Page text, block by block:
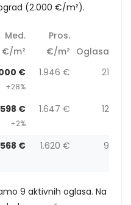
(2.000 €/m²).
Med.
€/m²
Pros.
€/m² Oglasa
€
+28%
1.946 € 21
€
+2%
1.647 € 12
€ 1.620 € 9
9 aktivnih oglasa. Na